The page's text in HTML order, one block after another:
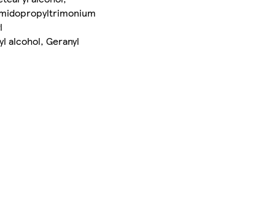
alcohol, Geranyl